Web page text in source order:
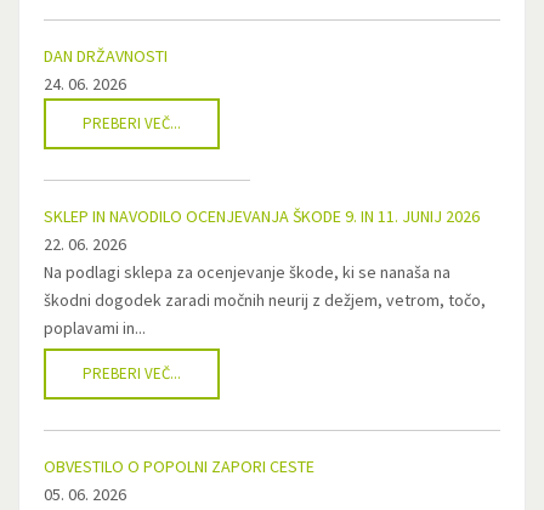
DAN DRŽAVNOSTI
24. 06. 2026
PREBERI VEČ...
SKLEP IN NAVODILO OCENJEVANJA ŠKODE 9. IN 11. JUNIJ 2026
22. 06. 2026
Na podlagi sklepa za ocenjevanje škode, ki se nanaša na
škodni dogodek zaradi močnih neurij z dežjem, vetrom, točo,
poplavami in...
PREBERI VEČ...
OBVESTILO O POPOLNI ZAPORI CESTE
05. 06. 2026